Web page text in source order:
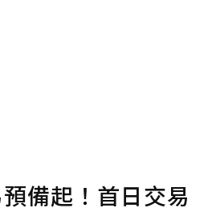
備起！首日交易